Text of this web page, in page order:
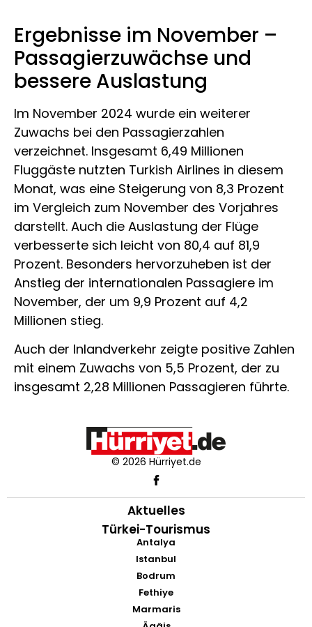
Ergebnisse im November –
Passagierzuwächse und
bessere Auslastung
Im November 2024 wurde ein weiterer
Zuwachs bei den Passagierzahlen
verzeichnet. Insgesamt 6,49 Millionen
Fluggäste nutzten Turkish Airlines in diesem
Monat, was eine Steigerung von 8,3 Prozent
im Vergleich zum November des Vorjahres
darstellt. Auch die Auslastung der Flüge
verbesserte sich leicht von 80,4 auf 81,9
Prozent. Besonders hervorzuheben ist der
Anstieg der internationalen Passagiere im
November, der um 9,9 Prozent auf 4,2
Millionen stieg.
Auch der Inlandverkehr zeigte positive Zahlen
mit einem Zuwachs von 5,5 Prozent, der zu
insgesamt 2,28 Millionen Passagieren führte.
© 2026 Hürriyet.de
Aktuelles
Türkei-Tourismus
Antalya
Istanbul
Bodrum
Fethiye
Marmaris